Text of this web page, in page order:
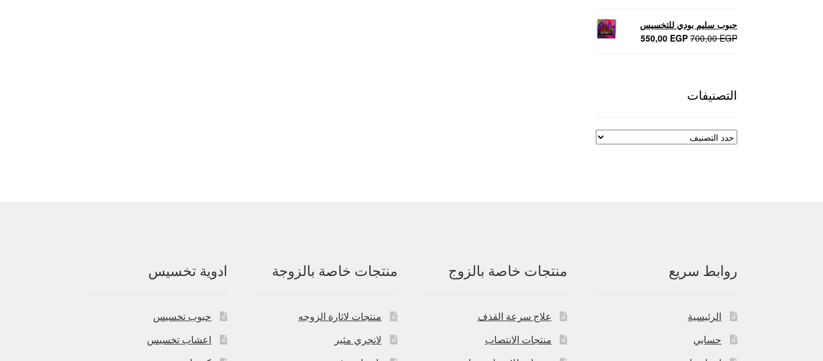
600,00 EGP.
520,00 EGP.
حبوب سليم بودي للتخسيس
700,00EGP
السعر550,00 EGP
السعر
التصنيفات
روابط سريع
الرئيسية
حسابي
منتجات خاصة بالزوج
علاج سرعة القذف
منتجات الانتصاب
منتجات خاصة بالزوجة
منتجات لاثارة الزوجه
لانجري مثير
ادوية تخسيس
حبوب تخسيس
اعشاب تخسيس